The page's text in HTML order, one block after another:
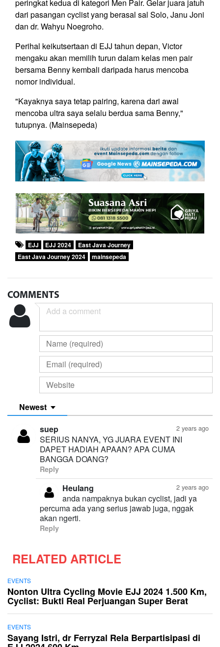
peringkat kedua di kategori Men Pair. Gelar juara jatuh
dari pasangan cyclist yang berasal sal Solo, Janu Joni
dan dr. Wahyu Noegroho.
Perihal keikutsertaan di EJJ tahun depan, Victor
mengaku akan memilih turun dalam kelas men pair
bersama Benny kembali daripada harus mencoba
nomor individual.
"Kayaknya saya tetap pairing, karena dari awal
mencoba ultra saya selalu berdua sama Benny,"
tutupnya. (Mainsepeda)
EJJ EJJ 2024
East Java Journey
East Java Journey 2024
mainsepeda
COMMENTS
Newest
2 years ago
suep
SERIUS NANYA, YG JUARA EVENT INI
DAPET HADIAH APAAN? APA CUMA
BANGGA DOANG?
Reply
2 years ago
Heulang
anda nampaknya bukan cyclist, jadi ya
percuma ada yang serius jawab juga, nggak
Reply
RELATED ARTICLE
EVENTS
Nonton Ultra Cycling Movie EJJ 2024 1.500 Km,
Cyclist: Bukti Real Perjuangan Super Berat
EVENTS
Sayang Istri, dr Ferryzal Rela Berpartisipasi di